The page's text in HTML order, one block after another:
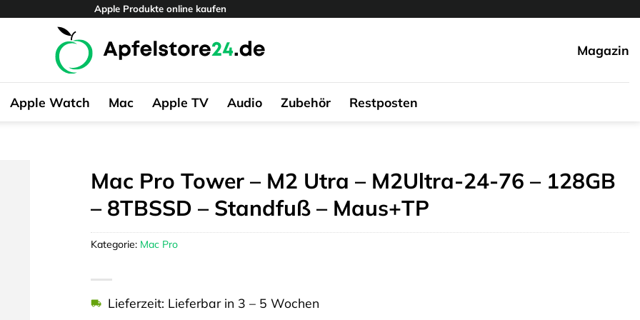
Apple Produkte online kaufen
Magazin
Apple Watch Mac Apple TV Audio Zubehör Restposten
Mac Pro Tower – M2 Utra – M2Ultra-24-76 – 128GB
– 8TBSSD – Standfuß – Maus+TP
Lieferzeit: Lieferbar in 3 – 5 Wochen
Kategorie: Mac Pro